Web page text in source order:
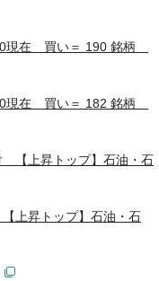
現在 買い＝ 190 銘柄
現在 買い＝ 182 銘柄
【上昇トップ】石油・石
上昇トップ】石油・石